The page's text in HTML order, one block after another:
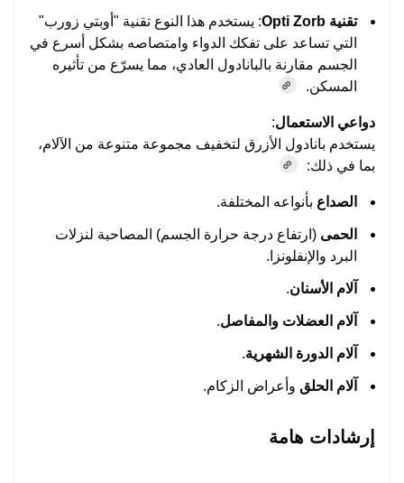
تقنية Opti Zorb
: يستخدم هذا النوع تقنية "أوبتي زورب"
التي تساعد على تفكك الدواء وامتصاصه بشكل أسرع في
الجسم مقارنة بالبانادول العادي، مما يسرّع من تأثيره
المسكن.
دواعي الاستعمال:
يستخدم بانادول الأزرق لتخفيف مجموعة متنوعة من الآلام،
بما في ذلك:
الصداع بأنواعه المختلفة.
الحمى (ارتفاع درجة حرارة الجسم) المصاحبة لنزلات
البرد والإنفلونزا.
آلام الأسنان.
آلام العضلات والمفاصل.
آلام الدورة الشهرية.
آلام الحلق وأعراض الزكام.
إرشادات هامة